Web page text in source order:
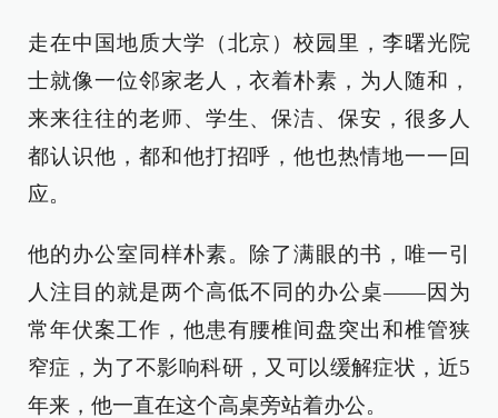
走在中国地质大学（北京）校园里，李曙光院
士就像一位邻家老人，衣着朴素，为人随和，
来来往往的老师、学生、保洁、保安，很多人
都认识他，都和他打招呼，他也热情地一一回
应。
他的办公室同样朴素。除了满眼的书，唯一引
人注目的就是两个高低不同的办公桌——因为
常年伏案工作，他患有腰椎间盘突出和椎管狭
窄症，为了不影响科研，又可以缓解症状，近5
年来，他一直在这个高桌旁站着办公。